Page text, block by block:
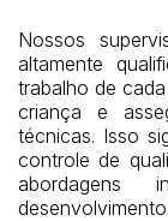
Nossos
altamente
trabalho de
criança e
técnicas. Isso
controle de
abordagens
desenvolvimento.